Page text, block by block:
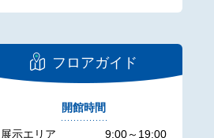
フロアガイド
開館時間
展示エリア
9:00～19:00